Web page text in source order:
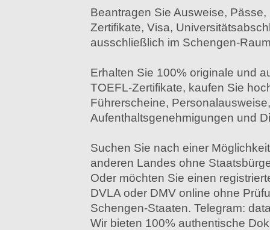
Beantragen Sie Ausweise,
Zertifikate, Visa,
ausschließlich im Schengen-
Erhalten Sie 100% originale und
TOEFL-Zertifikate, kaufen Sie
Führerscheine,
Aufenthaltsgenehmigungen und
Suchen Sie nach einer
anderen Landes ohne
Oder möchten Sie einen
DVLA oder DMV online ohne
Schengen-Staaten. Telegram:
Wir bieten 100% authentische